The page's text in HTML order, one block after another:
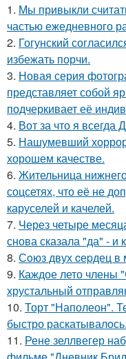
1. Мы привыкли
частью ежедневного
2. Гогунский
избежать порчи.
3. Новая серия
представляет собой
подчеркивает её
4. Вот за что я всегда
5. Нашумевший
хорошем качестве.
6. Жительница
соцсетях, что её не
каруселей и качелей.
7. Через четыре
снова сказала "да" - и
8. Сoюз двух cеpдец в
9. Каждое лето члены
хрустальный
10. Торт "Наполеон".
быстро раскатывалось.
11. Рене зеллвегер